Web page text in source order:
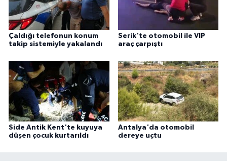
Çaldığı telefonun konum
takip sistemiyle yakalandı
Serik'te otomobil ile VIP
araç çarpıştı
Side Antik Kent'te kuyuya
düşen çocuk kurtarıldı
Antalya'da otomobil
dereye uçtu